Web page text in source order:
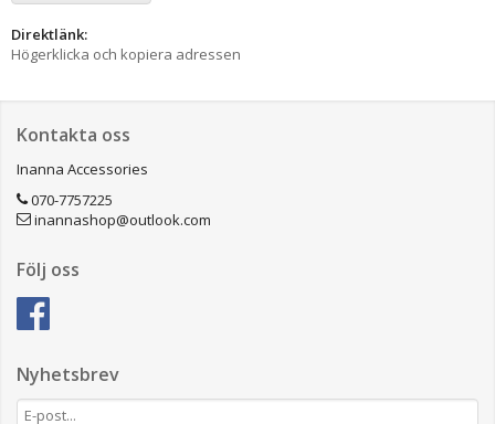
Direktlänk:
Högerklicka och kopiera adressen
Kontakta oss
Inanna Accessories
070-7757225
inannashop@outlook.com
Följ oss
Nyhetsbrev